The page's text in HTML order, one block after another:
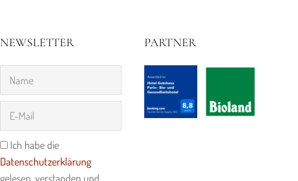
NEWSLETTER
Ich habe die
Datenschutzerklärung
gelesen, verstanden und
PARTNER